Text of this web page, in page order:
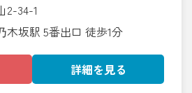
2-34-1
木坂駅 5番出口 徒歩1分
詳細を見る